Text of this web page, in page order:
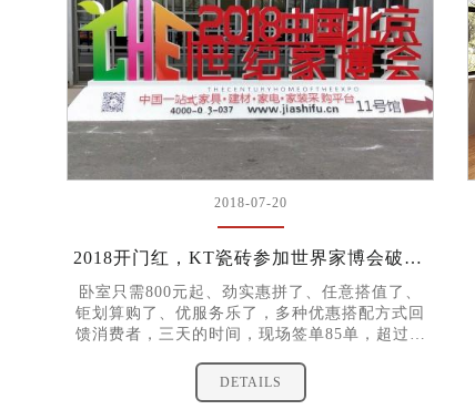
2018-07-20
2018开门红，KT瓷砖参加世界家博会破百万销售额！
卧室只需800元起、劲实惠拼了、任意搭值了、
钜划算购了、优服务乐了，多种优惠搭配方式回
馈消费者，三天的时间，现场签单85单，超过百
DETAILS